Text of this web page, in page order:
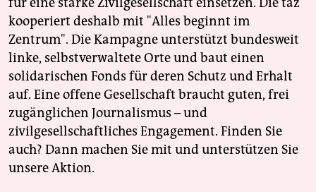
kooperiert deshalb mit "Alles beginnt im
Zentrum". Die Kampagne unterstützt bundesweit
linke, selbstverwaltete Orte und baut einen
solidarischen Fonds für deren Schutz und Erhalt
auf. Eine offene Gesellschaft braucht guten, frei
zugänglichen Journalismus – und
zivilgesellschaftliches Engagement. Finden Sie
auch? Dann machen Sie mit und unterstützen Sie
unsere Aktion.